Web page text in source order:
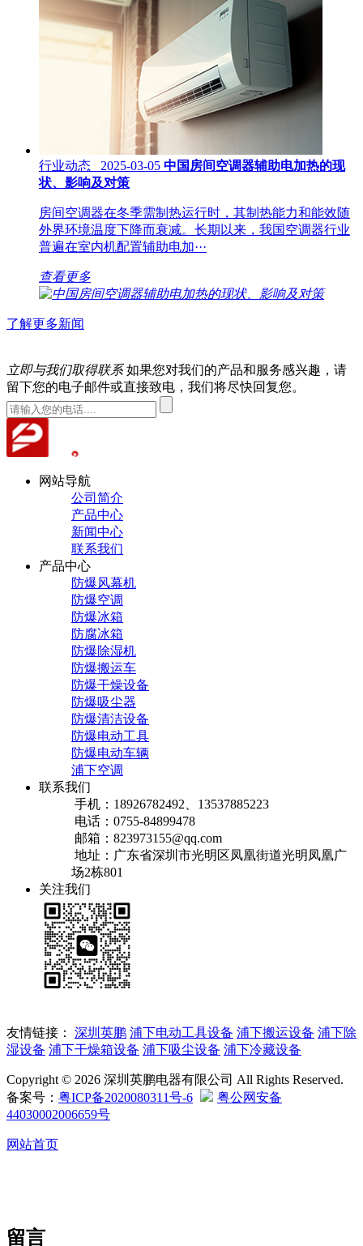
行业动态 2025-03-05 中国房间空调器辅助电加热的现
状、影响及对策
房间空调器在冬季需制热运行时，其制热能力和能效随
外界环境温度下降而衰减。长期以来，我国空调器行业
普遍在室内机配置辅助电加···
查看更多
了解更多新闻
立即与我们取得联系 如果您对我们的产品和服务感兴趣，请
留下您的电子邮件或直接致电，我们将尽快回复您。
网站导航
公司简介
产品中心
新闻中心
联系我们
产品中心
防爆风幕机
防爆空调
防爆冰箱
防腐冰箱
防爆除湿机
防爆搬运车
防爆干燥设备
防爆吸尘器
防爆清洁设备
防爆电动工具
防爆电动车辆
浦下空调
联系我们
手机：18926782492、13537885223
电话：0755-84899478
邮箱：823973155@qq.com
地址：广东省深圳市光明区凤凰街道光明凤凰广
场2栋801
关注我们
友情链接： 深圳英鹏 浦下电动工具设备 浦下搬运设备 浦下除
湿设备 浦下干燥箱设备 浦下吸尘设备 浦下冷藏设备
Copyright © 2026 深圳英鹏电器有限公司 All Rights Reserved.
备案号： 粤ICP备2020080311号-6
粤公网安备
44030002006659号
网站首页
留言